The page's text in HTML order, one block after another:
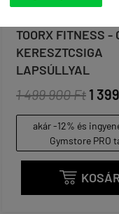
TOORX FITNESS -
KERESZTCSIGA
LAPSÚLLYAL
1 499 900 Ft 1
akár -12% és
Gymstore PRO
